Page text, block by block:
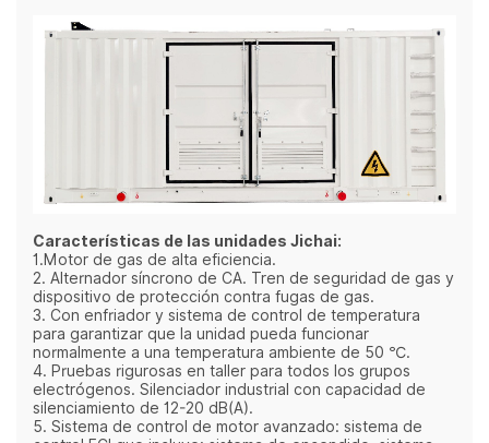
Características de las unidades Jichai:
1.Motor de gas de alta eficiencia.
2. Alternador síncrono de CA. Tren de seguridad de gas y
dispositivo de protección contra fugas de gas.
3. Con enfriador y sistema de control de temperatura
para garantizar que la unidad pueda funcionar
normalmente a una temperatura ambiente de 50 ℃.
4. Pruebas rigurosas en taller para todos los grupos
electrógenos. Silenciador industrial con capacidad de
silenciamiento de 12-20 dB(A).
5. Sistema de control de motor avanzado: sistema de